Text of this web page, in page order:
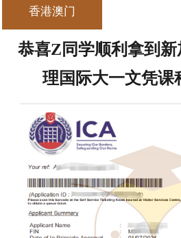
香港澳门
恭喜Z同学顺利拿到新
理国际大一文凭课